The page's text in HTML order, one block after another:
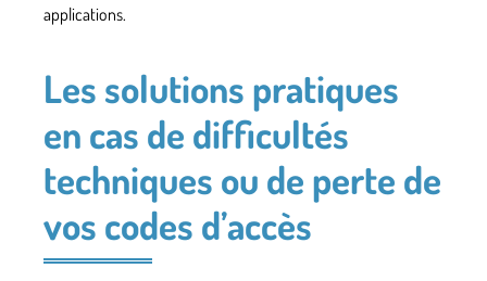
applications.
Les solutions pratiques
en cas de difficultés
techniques ou de perte de
vos codes d’accès